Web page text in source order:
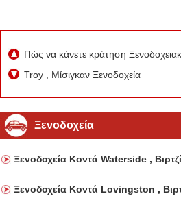
Πώς να κάνετε κράτηση
Troy , Μίσιγκαν Ξενοδοχεία
Ξενοδοχεία
Ξενοδοχεία Κοντά Waterside ,
Ξενοδοχεία Κοντά Lovingston ,